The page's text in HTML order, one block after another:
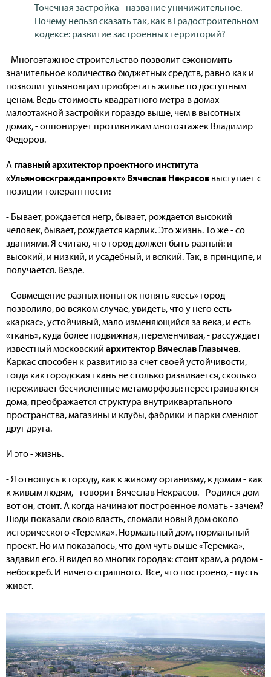
Точечная застройка - название уничижительное.
Почему нельзя сказать так, как в Градостроительном
кодексе: развитие застроенных территорий?
- Многоэтажное строительство позволит сэкономить
значительное количество бюджетных средств, равно как и
позволит ульяновцам приобретать жилье по доступным
ценам. Ведь стоимость квадратного метра в домах
малоэтажной застройки гораздо выше, чем в высотных
домах, - оппонирует противникам многоэтажек Владимир
Федоров.
А главныйархитектор проектного института
«Ульяновскгражданпроект» Вячеслав Некрасов выступает с
позиции толерантности:
- Бывает, рождается негр, бывает, рождается высокий
человек, бывает, рождается карлик. Это жизнь. То же - со
зданиями. Я считаю, что город должен быть разный: и
высокий, и низкий, и усадебный, и всякий. Так, в принципе, и
получается. Везде.
- Совмещение разных попыток понять «весь» город
позволило, во всяком случае, увидеть, что у него есть
«каркас», устойчивый, мало изменяющийся за века, и есть
«ткань», куда более подвижная, переменчивая, - рассуждает
известный московский архитектор Вячеслав Глазычев. -
Каркас способен к развитию за счет своей устойчивости,
тогда как городская ткань не столько развивается, сколько
переживает бесчисленные метаморфозы: перестраиваются
дома, преображается структура внутриквартального
пространства, магазины и клубы, фабрики и парки сменяют
друг друга.
И это - жизнь.
- Я отношусь к городу, как к живому организму, к домам - как
к живым людям, - говорит Вячеслав Некрасов. - Родился дом -
вот он, стоит. А когда начинают построенное ломать - зачем?
Люди показали свою власть, сломали новый дом около
исторического «Теремка». Нормальный дом, нормальный
проект. Но им показалось, что дом чуть выше «Теремка»,
задавил его. Я видел во многих городах: стоит храм, а рядом -
небоскреб. И ничего страшного. Все, что построено, - пусть
живет.